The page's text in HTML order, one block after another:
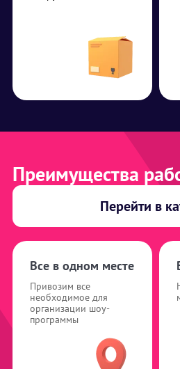
Преимущества
Перейти в
Все в одном месте
Привозим все
необходимое для
организации шоу-
программы